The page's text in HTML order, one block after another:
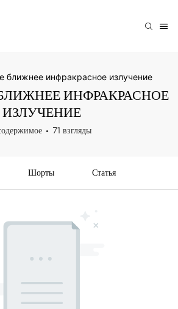
ближнее инфракрасное излучение
ИНФРАКРАСНОЕ
ИЗЛУЧЕНИЕ
71 взгляды
Шорты Статья